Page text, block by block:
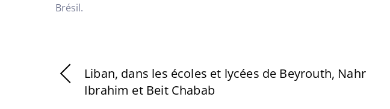
Brésil.
Liban, dans les écoles et lycées de Beyrouth, Nahr
Ibrahim et Beit Chabab